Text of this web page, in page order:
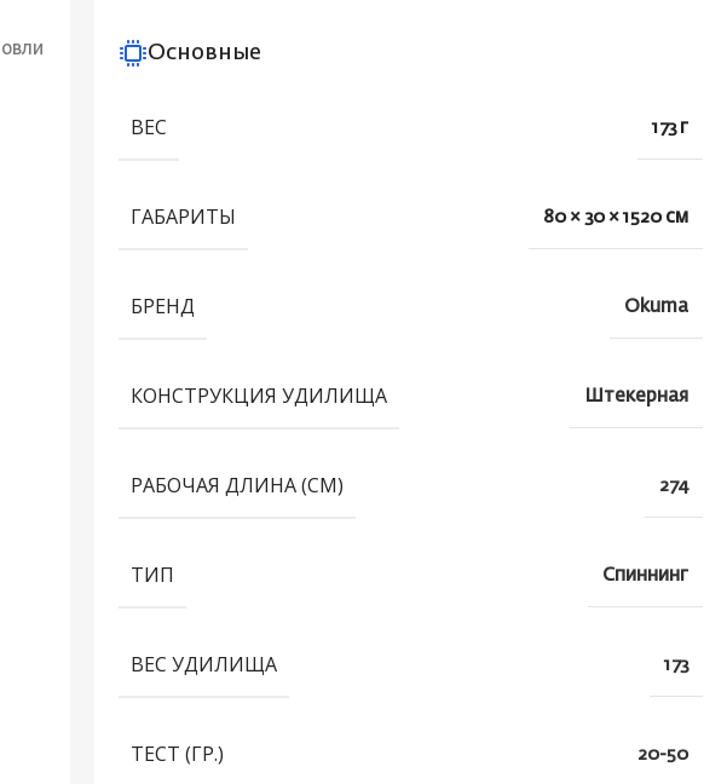
Основные
ВЕС 173 г
ГАБАРИТЫ 80 × 30 × 1520 см
БРЕНД Okuma
КОНСТРУКЦИЯ УДИЛИЩА Штекерная
РАБОЧАЯ ДЛИНА (СМ) 274
ТИП Спиннинг
ВЕС УДИЛИЩА 173
ТЕСТ (ГР.) 20-50